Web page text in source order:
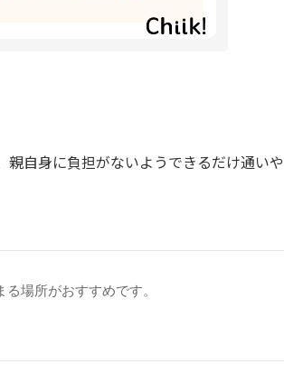
自身に負担がないようできるだけ通いや
場所がおすすめです。